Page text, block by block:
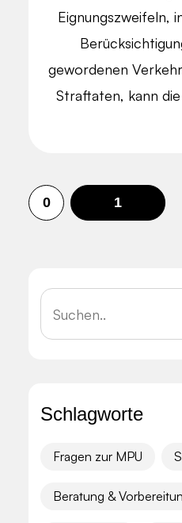
Eignungszweifeln,
gewordenen
Straftaten, kann
0 1
Schlagworte
Fragen zur MPU
Beratung &